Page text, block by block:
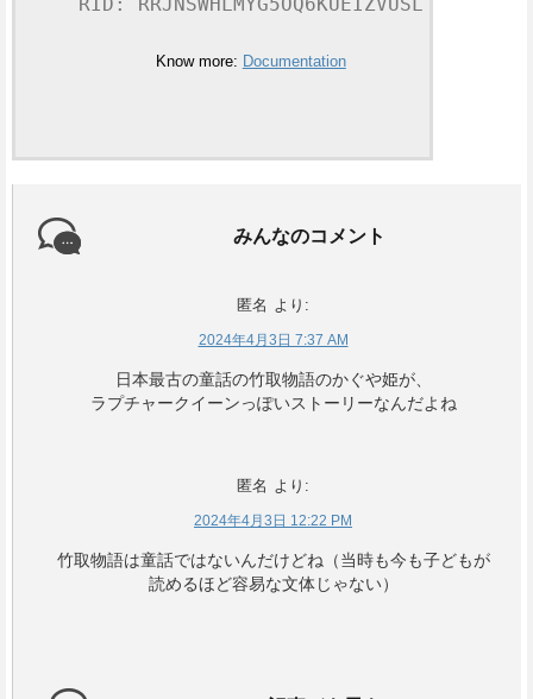
RID: RRJNSWHLMYG5OQ6KUEIZVUSL
Know more: Documentation
みんなのコメント
匿名 より:
2024年4月3日 7:37 AM
日本最古の童話の竹取物語のかぐや姫が、
ラプチャークイーンっぽいストーリーなんだよね
匿名 より:
2024年4月3日 12:22 PM
竹取物語は童話ではないんだけどね（当時も今も子どもが
読めるほど容易な文体じゃない）